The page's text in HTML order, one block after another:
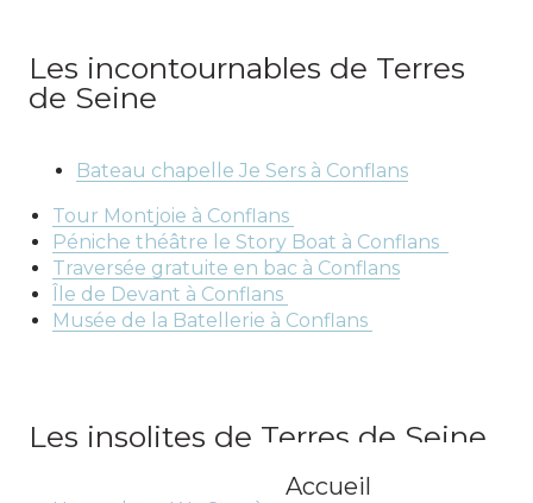
Accueil
Expériences
Activités à moins de 15 euros
Activités de ma